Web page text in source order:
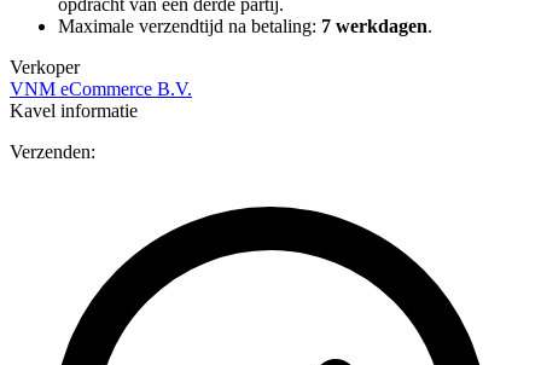
Maximale verzendtijd na betaling: 7 werkdagen.
Verkoper
VNM eCommerce B.V.
Kavel informatie
Verzenden: